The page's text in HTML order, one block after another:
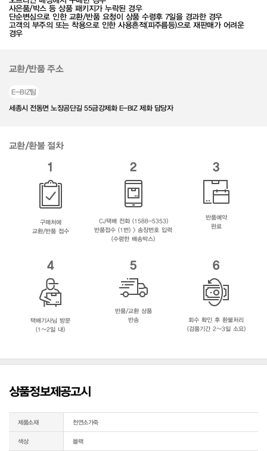
사은품/박스 등 상품 패키지가 누락된 경우
단순변심으로 인한 교환/반품 요청이 상품 수령후 7일을 경과한 경우
고객의 부주의 또는 착용으로 인한 사용흔적(피주름등)으로 재판매가 어려운
경우
교환/반품 주소
E-BIZ팀
세종시 전동면 노장공단길 55금강제화 E-BIZ 제화 담당자
교환/환불 절차
1
구매처에
교환/반품 접수
2
CJ택배 전화 (1588-5353)
반품접수 (1번) > 송장번호 입력
(수령한 배송박스)
3
반품예약
완료
4
택배기사님 방문
(1~2일 내)
5
반품/교환 상품
반송
6
회수 확인 후 환불처리
(검품기간 2~3일 소요)
상품정보제공고시
제품소재 천연소가죽
색상 블랙